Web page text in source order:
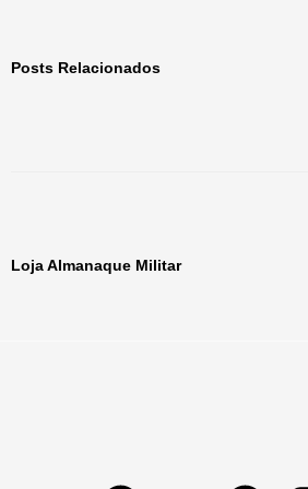
Posts Relacionados
Loja Almanaque Militar